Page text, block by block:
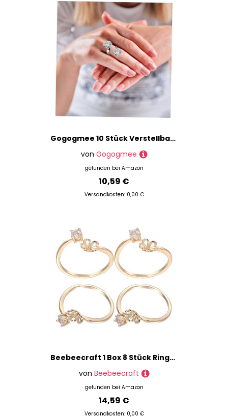
Gogogmee 10 Stück Verstellbare Ringrohlinge aus Edelstahl Flache Basis DIY Ringsockel für Schmuckherstellung Anpassbar für Verschiedene Ringgrößen für Kreative Bastelideen
von Gogogmee
gefunden bei Amazon
10,59 €
Versandkosten: 0,00 €
Beebeecraft 1 Box 8 Stück Ringrohlinge 18 Karat Vergoldet Zirkonia Blume Verstellbare Fingerring Fassung Für Halbgebohrte Perlenringe Für Die DIY Schmuckherstellung
von Beebeecraft
gefunden bei Amazon
14,59 €
Versandkosten: 0,00 €